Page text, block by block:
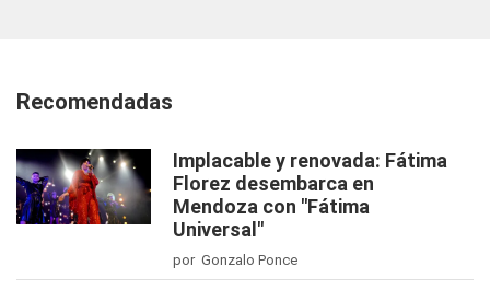
Recomendadas
Implacable y renovada: Fátima
Florez desembarca en
Mendoza con "Fátima
Universal"
por Gonzalo Ponce